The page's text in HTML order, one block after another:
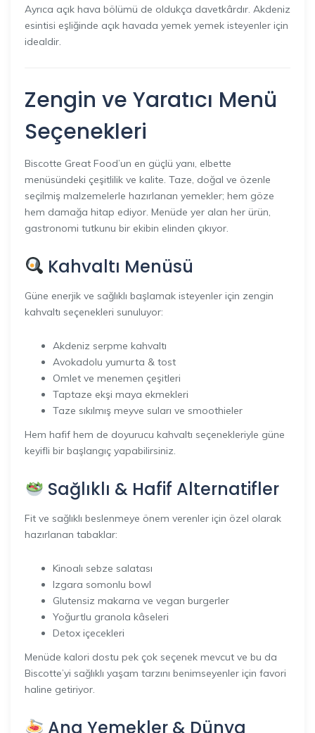
Ayrıca açık hava bölümü de oldukça davetkârdır. Akdeniz
esintisi eşliğinde açık havada yemek yemek isteyenler için
idealdir.
Zengin ve Yaratıcı Menü
Seçenekleri
Biscotte Great Food’un en güçlü yanı, elbette
menüsündeki çeşitlilik ve kalite. Taze, doğal ve özenle
seçilmiş malzemelerle hazırlanan yemekler; hem göze
hem damağa hitap ediyor. Menüde yer alan her ürün,
gastronomi tutkunu bir ekibin elinden çıkıyor.
Kahvaltı Menüsü
Güne enerjik ve sağlıklı başlamak isteyenler için zengin
kahvaltı seçenekleri sunuluyor:
Akdeniz serpme kahvaltı
Avokadolu yumurta & tost
Omlet ve menemen çeşitleri
Taptaze ekşi maya ekmekleri
Taze sıkılmış meyve suları ve smoothieler
Hem hafif hem de doyurucu kahvaltı seçenekleriyle güne
keyifli bir başlangıç yapabilirsiniz.
Sağlıklı & Hafif Alternatifler
Fit ve sağlıklı beslenmeye önem verenler için özel olarak
hazırlanan tabaklar:
Kinoalı sebze salatası
Izgara somonlu bowl
Glutensiz makarna ve vegan burgerler
Yoğurtlu granola kâseleri
Detox içecekleri
Menüde kalori dostu pek çok seçenek mevcut ve bu da
Biscotte’yi sağlıklı yaşam tarzını benimseyenler için favori
haline getiriyor.
Ana Yemekler & Dünya